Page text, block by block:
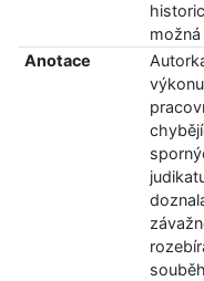
možná
Anotace